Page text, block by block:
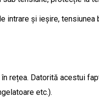
intrare și ieșire, tensiunea
rețea. Datorită acestui
etc.).